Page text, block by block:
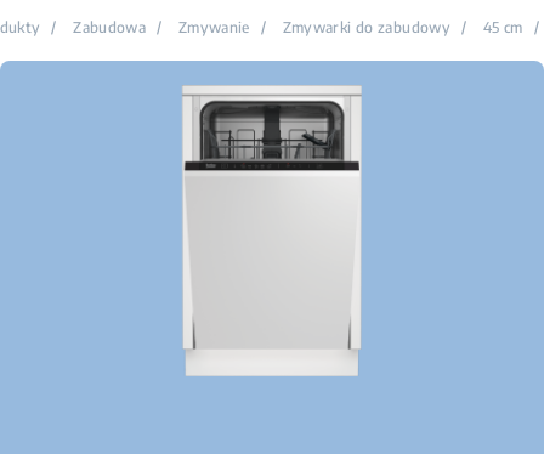
/ Zabudowa / Zmywanie / Zmywarki do zabudowy / 45 cm /